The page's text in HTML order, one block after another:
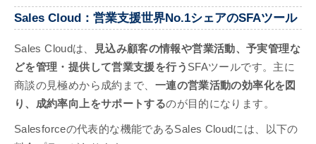
Sales Cloud：営業支援世界No.1シェアのSFAツール
Sales Cloudは、
見込み顧客の情報や営業活動、予実管理な
どを管理・提供して営業支援を行う SFAツールです。主に
商談の見極めから成約まで、 一連の営業活動の効率化を図
り、成約率向上をサポートするのが目的になります。
Salesforceの代表的な機能であるSales Cloudには、以下の